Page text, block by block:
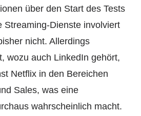
über den Start des Tests
Streaming-Dienste involviert
nicht. Allerdings
wozu auch LinkedIn gehört,
Netflix in den Bereichen
Sales, was eine
wahrscheinlich macht.